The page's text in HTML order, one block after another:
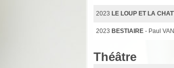
2023 LE LOUP ET LA
2023 BESTIAIRE - Paul
Théâtre